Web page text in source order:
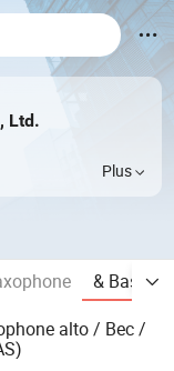
Ltd.
Plus
& Basson
alto / Bec /